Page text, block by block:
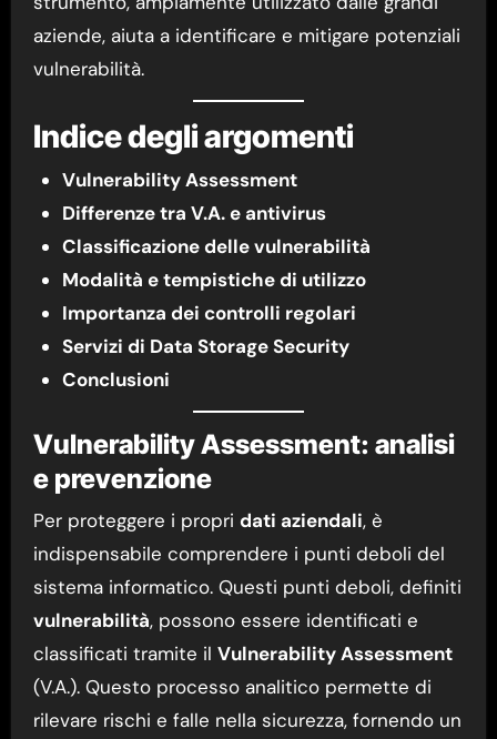
aziende, aiuta a identificare e mitigare potenziali
vulnerabilità.
Indice degli argomenti
Vulnerability Assessment
Differenze tra V.A. e antivirus
Classificazione delle vulnerabilità
Modalità e tempistiche di utilizzo
Importanza dei controlli regolari
Servizi di Data Storage Security
Conclusioni
Vulnerability Assessment: analisi
e prevenzione
Per proteggere i propri dati aziendali, è
indispensabile comprendere i punti deboli del
sistema informatico. Questi punti deboli, definiti
vulnerabilità, possono essere identificati e
classificati tramite il Vulnerability Assessment
(V.A.). Questo processo analitico permette di
rilevare rischi e falle nella sicurezza, fornendo un